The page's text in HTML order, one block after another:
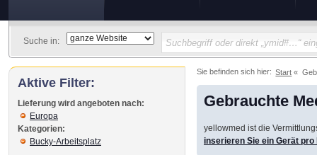
Suche in:
Sie befinden sich hier: Start
Gebrauchte
yellowmed ist die
inserieren Sie ein Gerät
Aktive Filter:
Lieferung wird angeboten nach:
Europa
Kategorien:
Bucky-Arbeitsplatz